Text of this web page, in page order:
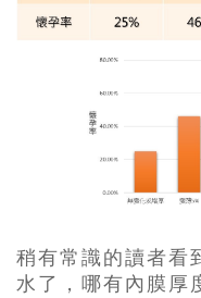
稍有常識的讀者看
水了，哪有內膜厚